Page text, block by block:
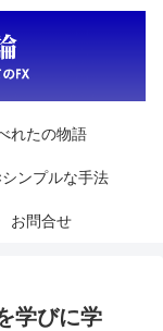
れたの物語
ンプルな手法
お問合せ
学びに学